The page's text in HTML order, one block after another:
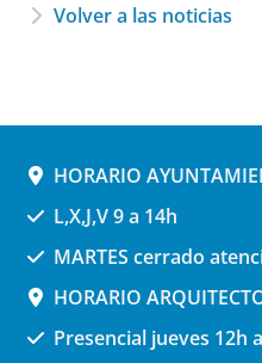
Volver a las noticias
HORARIO
L,X,J,V 9 a 14h
MARTES cerrado
HORARIO
Presencial jueves 12h